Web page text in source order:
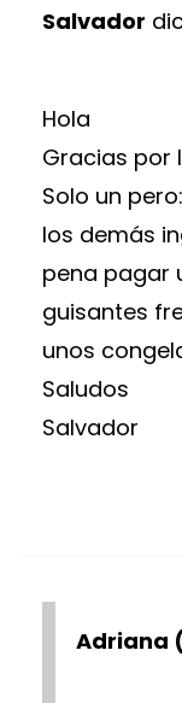
Salvador
Hola
Gracias por
Solo un
los demás
pena pagar
guisantes
unos
Saludos
Salvador
Adriana